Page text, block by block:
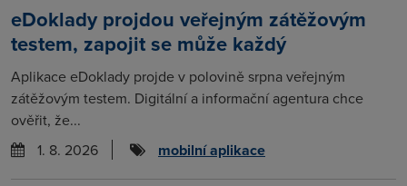
eDoklady projdou veřejným zátěžovým
testem, zapojit se může každý
Aplikace eDoklady projde v polovině srpna veřejným
zátěžovým testem. Digitální a informační agentura chce
ověřit, že...
1. 8. 2026
mobilní aplikace